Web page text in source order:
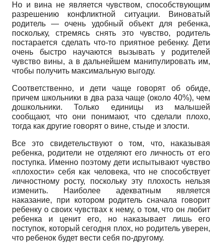
Но и вина не является чувством, способствующим
разрешению конфликтной ситуации. Виноватый
родитель — очень удобный объект для ребенка,
поскольку, стремясь снять это чувство, родитель
постарается сделать что-то приятное ребенку. Дети
очень быстро научаются вызывать у родителей
чувство вины, а в дальнейшем манипулировать им,
чтобы получить максимальную выгоду.
Соответственно, и дети чаще говорят об обиде,
причем школьники в два раза чаще (около 40%), чем
дошкольники. Только единицы из малышей
сообщают, что они понимают, что сделали плохо,
тогда как другие говорят о вине, стыде и злости.
Все это свидетельствуют о том, что, наказывая
ребенка, родители не отделяют его личность от его
поступка. Именно поэтому дети испытывают чувство
«плохости» себя как человека, что не способствует
личностному росту, поскольку эту плохость нельзя
изменить. Наиболее адекватным является
наказание, при котором родитель сначала говорит
ребенку о своих чувствах к нему, о том, что он любит
ребенка и ценит его, но наказывает лишь его
поступок, который сегодня плох, но родитель уверен,
что ребенок будет вести себя по-другому.